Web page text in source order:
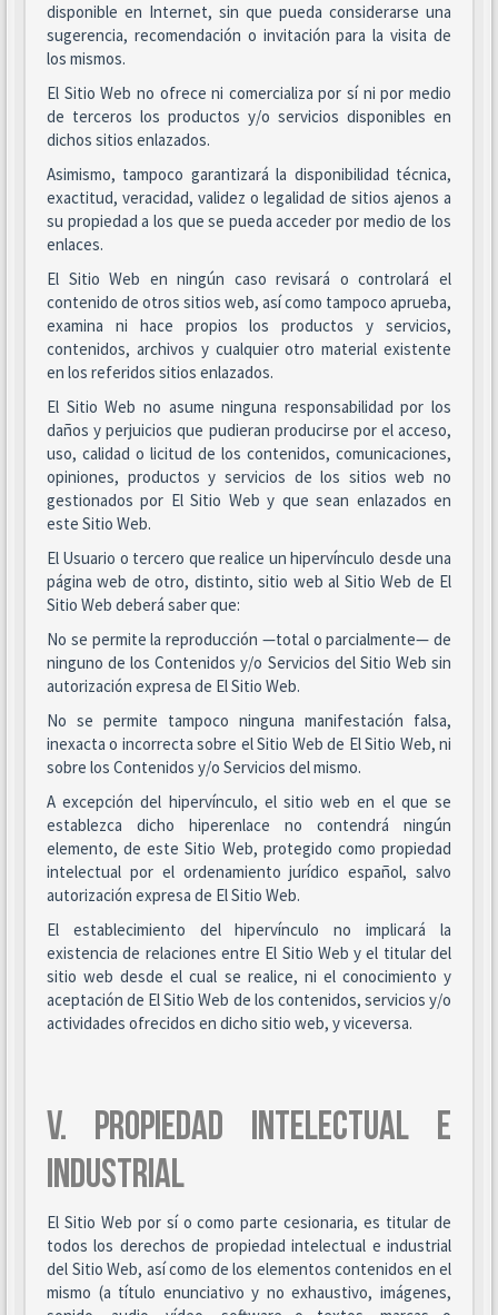
disponible en Internet, sin que pueda considerarse una
sugerencia, recomendación o invitación para la visita de
los mismos.
El Sitio Web no ofrece ni comercializa por sí ni por medio
de terceros los productos y/o servicios disponibles en
dichos sitios enlazados.
Asimismo, tampoco garantizará la disponibilidad técnica,
exactitud, veracidad, validez o legalidad de sitios ajenos a
su propiedad a los que se pueda acceder por medio de los
enlaces.
El Sitio Web en ningún caso revisará o controlará el
contenido de otros sitios web, así como tampoco aprueba,
examina ni hace propios los productos y servicios,
contenidos, archivos y cualquier otro material existente
en los referidos sitios enlazados.
El Sitio Web no asume ninguna responsabilidad por los
daños y perjuicios que pudieran producirse por el acceso,
uso, calidad o licitud de los contenidos, comunicaciones,
opiniones, productos y servicios de los sitios web no
gestionados por El Sitio Web y que sean enlazados en
este Sitio Web.
El Usuario o tercero que realice un hipervínculo desde una
página web de otro, distinto, sitio web al Sitio Web de El
Sitio Web deberá saber que:
No se permite la reproducción —total o parcialmente— de
ninguno de los Contenidos y/o Servicios del Sitio Web sin
autorización expresa de El Sitio Web.
No se permite tampoco ninguna manifestación falsa,
inexacta o incorrecta sobre el Sitio Web de El Sitio Web, ni
sobre los Contenidos y/o Servicios del mismo.
A excepción del hipervínculo, el sitio web en el que se
establezca dicho hiperenlace no contendrá ningún
elemento, de este Sitio Web, protegido como propiedad
intelectual por el ordenamiento jurídico español, salvo
autorización expresa de El Sitio Web.
El establecimiento del hipervínculo no implicará la
existencia de relaciones entre El Sitio Web y el titular del
sitio web desde el cual se realice, ni el conocimiento y
aceptación de El Sitio Web de los contenidos, servicios y/o
actividades ofrecidos en dicho sitio web, y viceversa.
V. PROPIEDAD INTELECTUAL E
INDUSTRIAL
El Sitio Web por sí o como parte cesionaria, es titular de
todos los derechos de propiedad intelectual e industrial
del Sitio Web, así como de los elementos contenidos en el
mismo (a título enunciativo y no exhaustivo, imágenes,